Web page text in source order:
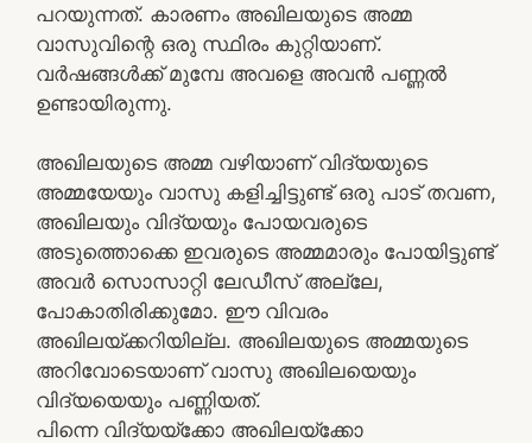
പറയുന്നത്. കാരണം അഖിലയുടെ അമ്മ
വാസുവിന്റെ ഒരു സ്ഥിരം കുറ്റിയാണ്.
വര്‍ഷങ്ങള്‍ക്ക് മുമ്പേ അവളെ അവന്‍ പണ്ണല്‍
ഉണ്ടായിരുന്നു.
അഖിലയുടെ അമ്മ വഴിയാണ് വിദ്യയുടെ
അമ്മയേയും വാസു കളിച്ചിട്ടുണ്ട് ഒരു പാട് തവണ,
അഖിലയും വിദ്യയും പോയവരുടെ
അടുത്തൊക്കെ ഇവരുടെ അമ്മമാരും പോയിട്ടുണ്ട്
അവര്‍ സൊസാറ്റി ലേഡീസ് അല്ലേ,
പോകാതിരിക്കുമോ. ഈ വിവരം
അഖിലയ്ക്കറിയില്ല. അഖിലയുടെ അമ്മയുടെ
അറിവോടെയാണ് വാസു അഖിലയെയും
വിദ്യയെയും പണ്ണിയത്.
പിന്നെ വിദ്യയ്‌ക്കോ അഖിലയ്‌ക്കോ